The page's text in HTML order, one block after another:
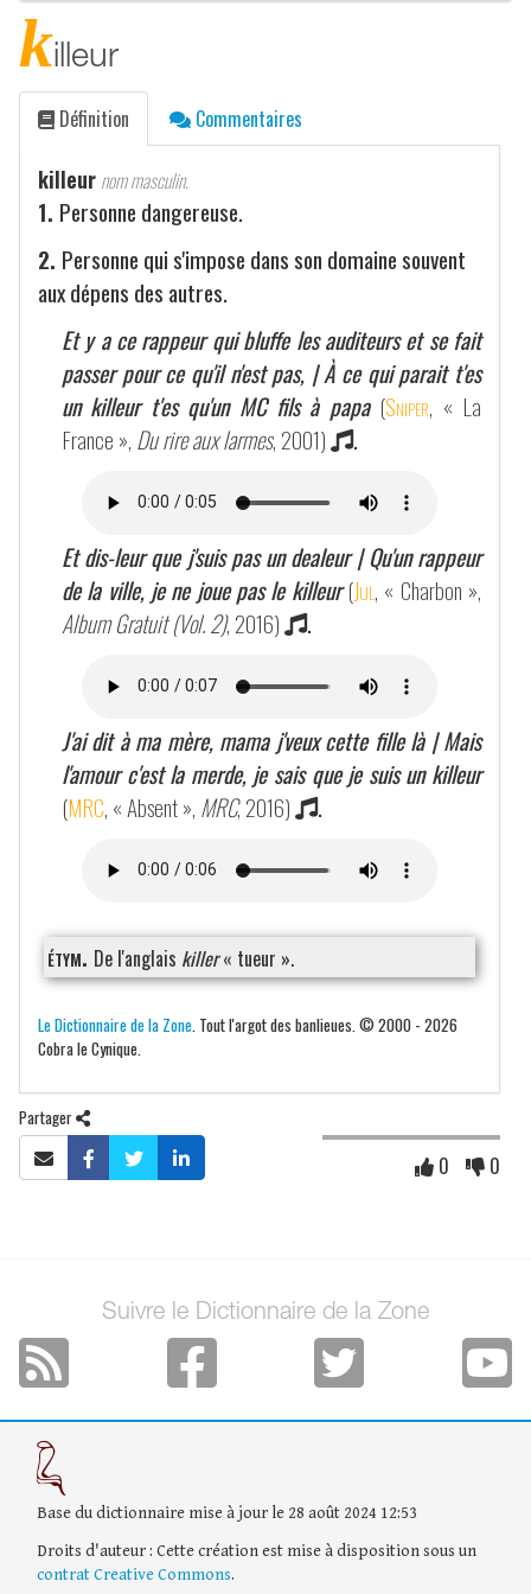
killeur
Définition Commentaires
killeur nom masculin.
1. Personne dangereuse.
2. Personne qui s'impose dans son domaine souvent
aux dépens des autres.
Et y a ce rappeur qui bluffe les auditeurs et se fait
passer pour ce qu'il n'est pas, | À ce qui parait t'es
un killeur t'es qu'un MC fils à papa (Sniper, « La
France », Du rire aux larmes, 2001) .
Et dis-leur que j'suis pas un dealeur | Qu'un rappeur
de la ville, je ne joue pas le killeur (Jul, « Charbon »,
Album Gratuit (Vol. 2), 2016) .
J'ai dit à ma mère, mama j'veux cette fille là | Mais
l'amour c'est la merde, je sais que je suis un killeur
(MRC, « Absent », MRC, 2016) .
étym. De l'anglais killer« tueur ».
Le Dictionnaire de la Zone . Tout l'argot des banlieues. © 2000 - 2026
Cobra le Cynique.
Partager
0 0
Suivre le Dictionnaire de la Zone
Base du dictionnaire mise à jour le 28 août 2024 12:53
Droits d'auteur : Cette création est mise à disposition sous un
contrat Creative Commons.